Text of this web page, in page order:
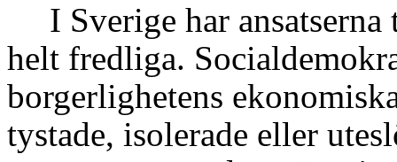
I Sverige har
helt fredliga.
borgerlighetens
tystade, isolerade eller